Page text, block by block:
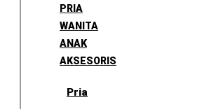
PRIA
WANITA
ANAK
AKSESORIS
Pria